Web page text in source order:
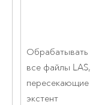
Обрабатывать
все файлы LAS,
пересекающие
экстент